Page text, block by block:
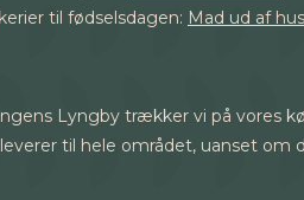
til fødselsdagen: Mad ud af
Lyngby trækker vi på vores
til hele området, uanset